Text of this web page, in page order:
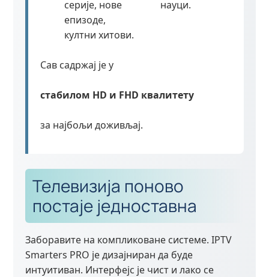
серије, нове
епизоде,
култни хитови.
науци.
Сав садржај је у
стабилом HD и FHD квалитету
за најбољи доживљај.
Телевизија поново
постаје једноставна
Заборавите на компликоване системе. IPTV
Smarters PRO је дизајниран да буде
интуитиван. Интерфејс је чист и лако се